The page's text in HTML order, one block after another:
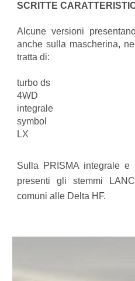
SCRITTE
Alcune versioni
anche sulla mascherina,
tratta di:
turbo ds
4WD
integrale
symbol
LX
Sulla PRISMA integrale
presenti gli stemmi
comuni alle Delta HF.